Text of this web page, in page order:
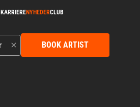
KARRIERENYHEDERCLUB
BOOK ARTIST